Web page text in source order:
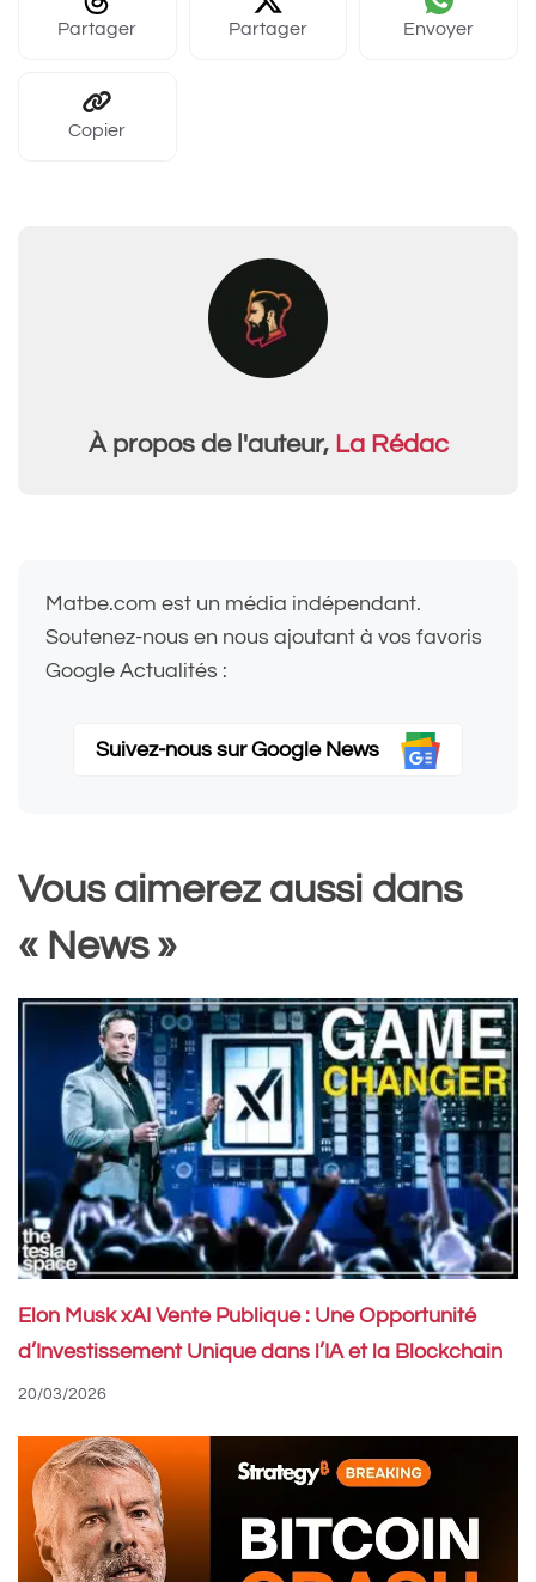
Partager Partager Envoyer
Copier
À propos de l'auteur, La Rédac
Matbe.com est un média indépendant.
Soutenez-nous en nous ajoutant à vos favoris
Google Actualités :
Suivez-nous sur Google News
Vous aimerez aussi dans
« News »
Elon Musk xAI Vente Publique : Une Opportunité
d’Investissement Unique dans l’IA et la Blockchain
20/03/2026